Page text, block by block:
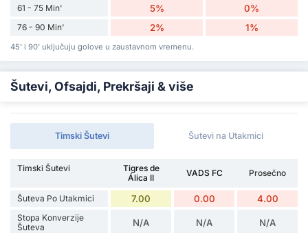
61 - 75 Min' 5% 0%
76 - 90 Min' 2% 1%
45' i 90' uključuju golove u zaustavnom vremenu.
Šutevi, Ofsajdi, Prekršaji & više
Timski Šutevi Šutevi na Utakmici
Timski Šutevi
Tigres de
Álica II
VADS FC Prosečno
Šuteva Po Utakmici 7.00 0.00 4.00
Stopa Konverzije
Šuteva
N/A N/A N/A